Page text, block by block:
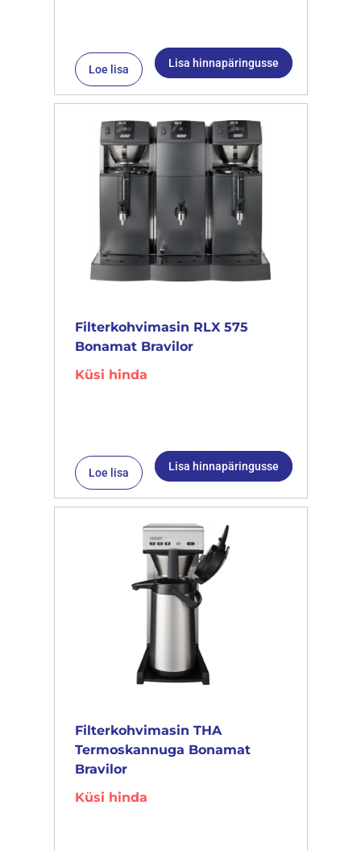
Loe lisa Lisa hinnapäringusse
Filterkohvimasin RLX 575
Bonamat Bravilor
Küsi hinda
Loe lisa Lisa hinnapäringusse
Filterkohvimasin THA
Termoskannuga Bonamat
Bravilor
Küsi hinda